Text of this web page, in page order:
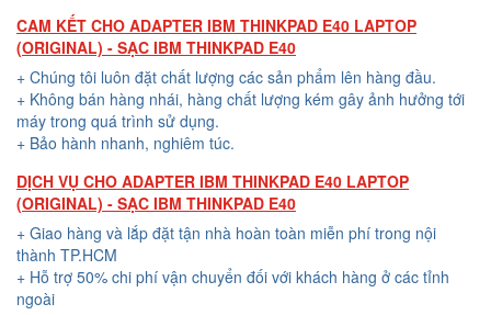
CAM KẾT CHO ADAPTER IBM THINKPAD E40 LAPTOP
(ORIGINAL) - SẠC IBM THINKPAD E40
+ Chúng tôi luôn đặt chất lượng các sản phẩm lên hàng đầu.
+ Không bán hàng nhái, hàng chất lượng kém gây ảnh hưởng tới
máy trong quá trình sử dụng.
+ Bảo hành nhanh, nghiêm túc.
DỊCH VỤ CHO ADAPTER IBM THINKPAD E40 LAPTOP
(ORIGINAL) - SẠC IBM THINKPAD E40
+ Giao hàng và lắp đặt tận nhà hoàn toàn miễn phí trong nội
thành TP.HCM
+ Hỗ trợ 50% chi phí vận chuyển đối với khách hàng ở các tỉnh
ngoài